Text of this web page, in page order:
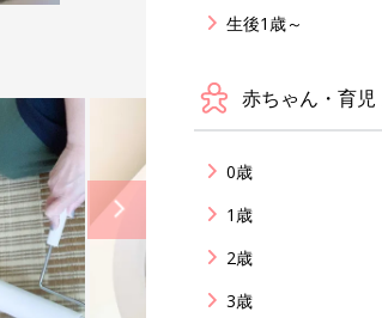
生後1歳～
赤ちゃん・育児
0歳
1歳
2歳
3歳